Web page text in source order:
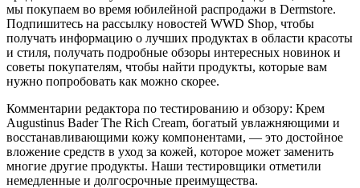
мы покупаем во время юбилейной распродажи в Dermstore.
Подпишитесь на рассылку новостей WWD Shop, чтобы
получать информацию о лучших продуктах в области красоты
и стиля, получать подробные обзоры интересных новинок и
советы покупателям, чтобы найти продукты, которые вам
нужно попробовать как можно скорее.
Комментарии редактора по тестированию и обзору: Крем
Augustinus Bader The Rich Cream, богатый увлажняющими и
восстанавливающими кожу компонентами, — это достойное
вложение средств в уход за кожей, которое может заменить
многие другие продукты. Наши тестировщики отметили
немедленные и долгосрочные преимущества.